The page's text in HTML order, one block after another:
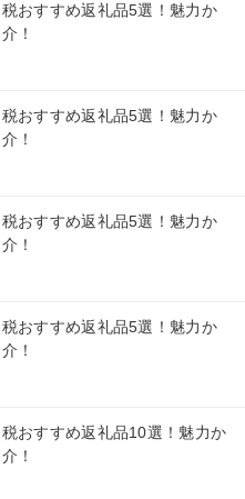
おすすめ返礼品5選！魅力か
！
おすすめ返礼品5選！魅力か
！
おすすめ返礼品5選！魅力か
！
おすすめ返礼品5選！魅力か
！
おすすめ返礼品10選！魅力か
！